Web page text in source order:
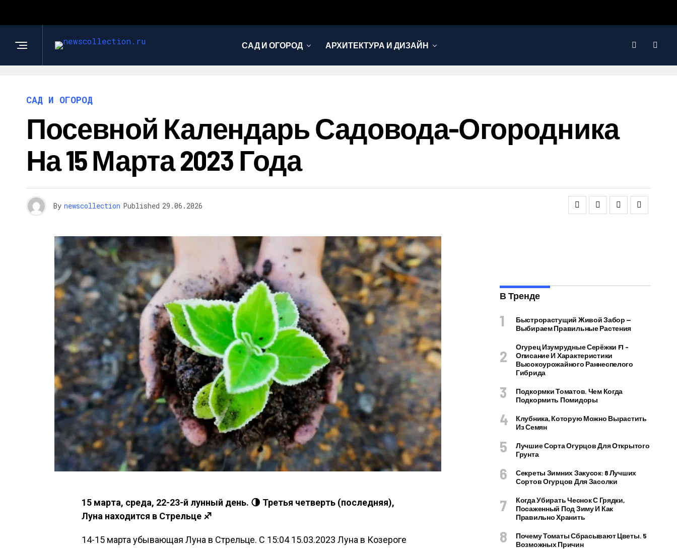
САД И ОГОРОД АРХИТЕКТУРА И ДИЗАЙН
САД И ОГОРОД
Посевной Календарь Садовода-Огородника
На 15 Марта 2023 Года
By newscollection Published 29.06.2026
15 марта, среда, 22-23-й лунный день. 🌗 Третья четверть (последняя),
Луна находится в Стрельце ♐
14-15 марта убывающая Луна в Стрельце. С 15:04 15.03.2023 Луна в Козероге
В Тренде
Быстрорастущий Живой Забор —
Выбираем Правильные Растения
Огурец Изумрудные Серёжки F1 –
Описание И Характеристики
Высокоурожайного Раннеспелого
Гибрида
Подкормки Томатов. Чем Когда
Подкормить Помидоры
Клубника, Которую Можно Вырастить
Из Семян
Лучшие Сорта Огурцов Для Открытого
Грунта
Секреты Зимних Закусок: 8 Лучших
Сортов Огурцов Для Засолки
Когда Убирать Чеснок С Грядки,
Посаженный Под Зиму И Как
Правильно Хранить
Почему Томаты Сбрасывают Цветы. 5
Возможных Причин